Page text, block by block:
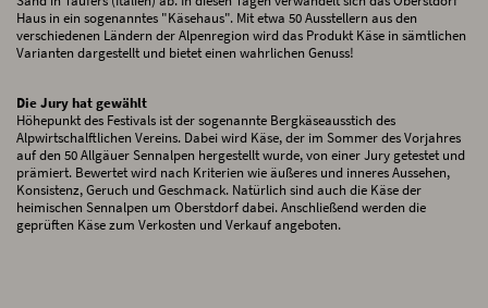
Haus in ein sogenanntes "Käsehaus". Mit etwa 50 Ausstellern aus den
verschiedenen Ländern der Alpenregion wird das Produkt Käse in sämtlichen
Varianten dargestellt und bietet einen wahrlichen Genuss!
Die Jury hat gewählt
Höhepunkt des Festivals ist der sogenannte Bergkäseausstich des
Alpwirtschalftlichen Vereins. Dabei wird Käse, der im Sommer des Vorjahres
auf den 50 Allgäuer Sennalpen hergestellt wurde, von einer Jury getestet und
prämiert. Bewertet wird nach Kriterien wie äußeres und inneres Aussehen,
Konsistenz, Geruch und Geschmack. Natürlich sind auch die Käse der
heimischen Sennalpen um Oberstdorf dabei. Anschließend werden die
geprüften Käse zum Verkosten und Verkauf angeboten.